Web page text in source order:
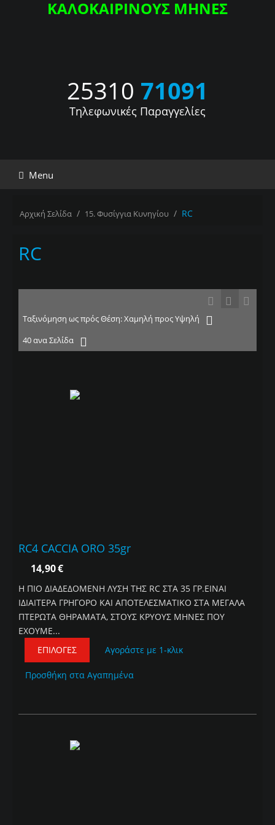
ΚΑΛΟΚΑΙΡΙΝΟΥΣ ΜΗΝΕΣ
25310 71091
Τηλεφωνικές Παραγγελίες
Menu
Αρχική Σελίδα / 15. Φυσίγγια Κυνηγίου / RC
RC
Ταξινόμηση ως πρός Θέση: Χαμηλή προς Υψηλή
40 ανα Σελίδα
RC4 CACCIA ORO 35gr
14,90€
Η ΠΙΟ ΔΙΑΔΕΔΟΜΕΝΗ ΛΥΣΗ ΤΗΣ RC ΣΤΑ 35 ΓΡ.ΕΙΝΑΙ
ΙΔΙΑΙΤΕΡΑ ΓΡΗΓΟΡΟ ΚΑΙ ΑΠΟΤΕΛΕΣΜΑΤΙΚΟ ΣΤΑ ΜΕΓΑΛΑ
ΠΤΕΡΩΤΑ ΘΗΡΑΜΑΤΑ, ΣΤΟΥΣ ΚΡΥΟΥΣ ΜΗΝΕΣ ΠΟΥ
ΕΧΟΥΜΕ...
ΕΠΙΛΟΓΈΣ
Αγοράστε με 1-κλικ
Προσθήκη στα Αγαπημένα